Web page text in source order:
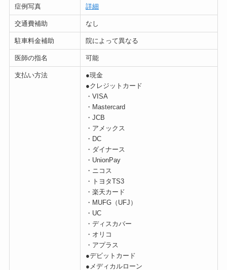
症例写真 詳細
交通費補助 なし
駐車料金補助 院によって異なる
医師の指名 可能
支払い方法
●現金
●クレジットカード
・VISA
・Mastercard
・JCB
・アメックス
・DC
・ダイナース
・UnionPay
・ニコス
・トヨタTS3
・楽天カード
・MUFG（UFJ）
・UC
・ディスカバー
・オリコ
・アプラス
●デビットカード
●メディカルローン